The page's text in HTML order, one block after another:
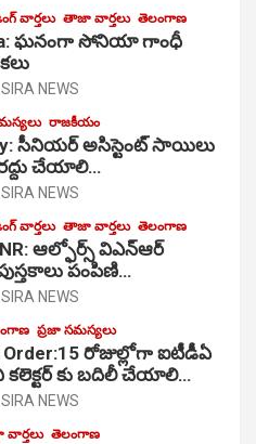
వార్తలు తాజా వార్తలు తెలంగాణ
ఘ‌నంగా సోనియా గాంధీ
SIRA NEWS
రాజకీయం
సీనియర్ అసిస్టెంట్ సాయిలు
చేయాలి…
SIRA NEWS
వార్తలు తాజా వార్తలు తెలంగాణ
ఆల్ఫోర్స్ విఎన్ఆర్
పంపిణి…
SIRA NEWS
ప్రజా సమస్యలు
Order:15 రోజుల్లోగా ఐటీడీఏ
కలెక్టర్ కు బదిలీ చేయాలి…
SIRA NEWS
వార్తలు తెలంగాణ